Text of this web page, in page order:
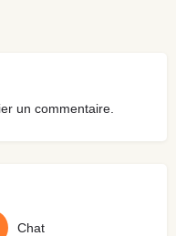
un commentaire.
Chat